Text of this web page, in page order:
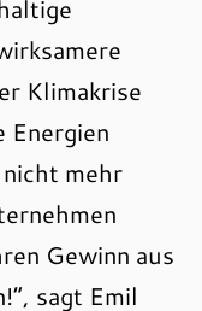
Klimakrise
Energien
mehr
Gewinn aus
sagt Emil